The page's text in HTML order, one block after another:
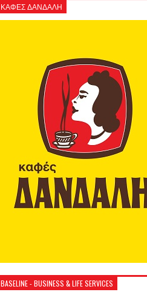
ΚΑΦΕΣ ΔΑΝΔΑΛΗ
BASELINE - BUSINESS & LIFE SERVICES